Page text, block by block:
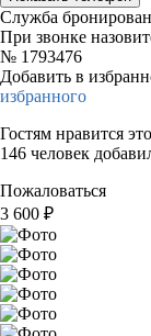
Служба
При звонке
№ 1793476
Добавить в
избранного
Гостям нравится
146 человек
Пожаловаться
3 600 ₽